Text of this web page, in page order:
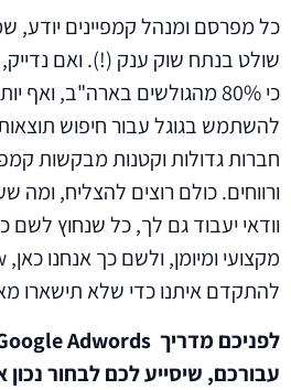
כל מפרסם ומנהל קמפיינים יודע,
כי 80% מהגולשים בארה"ב,
להשתמש בגוגל עבור חיפוש
חברות גדולות וקטנות מבקשות
ורווחים. כולם רוצים להצליח, ומה
וודאי יעבוד גם לך, כל שנחוץ לשם
להתקדם איתנו כדי שלא תישארו
עבורכם, שיסייע לכם לבחור